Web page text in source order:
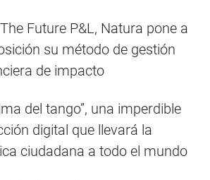
Future P&L, Natura pone a
su método de gestión
de impacto
del tango”, una imperdible
digital que llevará la
ciudadana a todo el mundo